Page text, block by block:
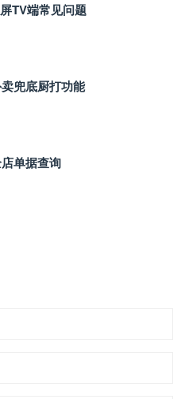
TV端常见问题
兜底厨打功能
单据查询